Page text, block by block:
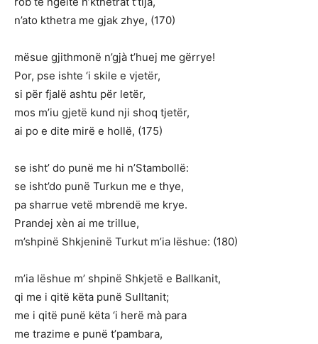
n’ato kthetra me gjak zhye, (170)
mësue gjithmonë n’gjà t’huej me gërrye!
Por, pse ishte ‘i skile e vjetër,
si për fjalë ashtu për letër,
mos m’iu gjetë kund nji shoq tjetër,
ai po e dite mirë e hollë, (175)
se isht’ do punë me hi n’Stambollë:
se isht’do punë Turkun me e thye,
pa sharrue vetë mbrendë me krye.
Prandej xèn ai me trillue,
m’shpinë Shkjeninë Turkut m’ia lëshue: (180)
m’ia lëshue m’ shpinë Shkjetë e Ballkanit,
qi me i qitë këta punë Sulltanit;
me i qitë punë këta ‘i herë mà para
me trazime e punë t’pambara,